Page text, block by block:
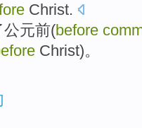
Christ.
公元前(before
Christ)。